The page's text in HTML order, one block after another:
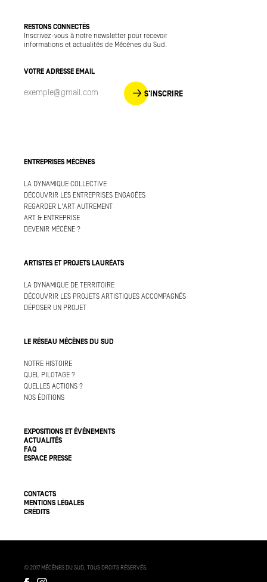
RESTONS CONNECTÉS
Inscrivez-vous à notre newsletter pour recevoir
informations et actualités de Mécènes du Sud.
VOTRE ADRESSE EMAIL
S'INSCRIRE
ENTREPRISES MÉCÈNES
LA DYNAMIQUE COLLECTIVE
DÉCOUVRIR LES ENTREPRISES ENGAGÉES
REGARDER L'ART AUTREMENT
ART & ENTREPRISE
DEVENIR MÉCÈNE ?
ARTISTES ET PROJETS LAURÉATS
LA DYNAMIQUE DE TERRITOIRE
DÉCOUVRIR LES PROJETS ARTISTIQUES ACCOMPAGNÉS
DÉPOSER UN PROJET
LE RÉSEAU MÉCÈNES DU SUD
NOTRE HISTOIRE
QUEL PILOTAGE ?
QUELLES ACTIONS ?
NOS ÉDITIONS
EXPOSITIONS ET ÉVÉNEMENTS
ACTUALITÉS
FAQ
ESPACE PRESSE
CONTACTS
MENTIONS LÉGALES
CRÉDITS
© 2017 MÉCÈNES DU SUD, TOUS DROITS RÉSERVÉS.